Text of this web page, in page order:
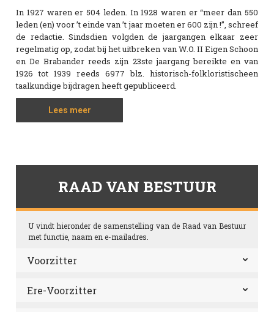
In 1927 waren er 504 leden. In 1928 waren er “meer dan 550
leden (en) voor ’t einde van ’t jaar moeten er 600 zijn !”, schreef
de redactie. Sindsdien volgden de jaargangen elkaar zeer
regelmatig op, zodat bij het uitbreken van W.O. II Eigen Schoon
en De Brabander reeds zijn 23ste jaargang bereikte en van
1926 tot 1939 reeds 6977 blz. historisch-folkloristischeen
taalkundige bijdragen heeft gepubliceerd.
Lees meer
RAAD VAN BESTUUR
U vindt hieronder de samenstelling van de Raad van Bestuur
met functie, naam en e-mailadres.
Voorzitter
Ere-Voorzitter